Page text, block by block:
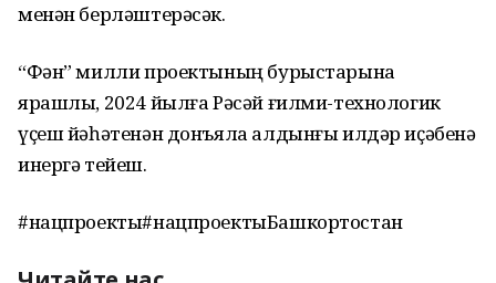
менән берләштерәсәк.
“Фән” милли проектының бурыстарына
ярашлы, 2024 йылға Рәсәй ғилми-технологик
үҫеш йәһәтенән донъяла алдынғы илдәр иҫәбенә
инергә тейеш.
#нацпроекты#нацпроектыБашкортостан